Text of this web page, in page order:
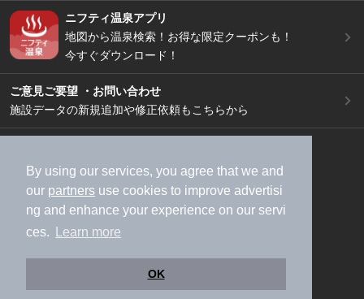
By using our services, you agree that we and
our partners use cookies to improve advertisi
ng and enhance your experience on our servi
ces.
Learn more
OK
ニフティ温泉アプリ
地図から温泉検索！お得な限定クーポンも！
今すぐダウンロード！
ご意見ご要望 ・お問い合わせ
施設データの新規追加や修正依頼もこちらから
加盟店募集（資料請求）
広告出稿のご案内
利用規約
ライフスタイルMEMBERS+規約
特定商取引法に基づく表記
ヘルプ
採用情報
運営会社